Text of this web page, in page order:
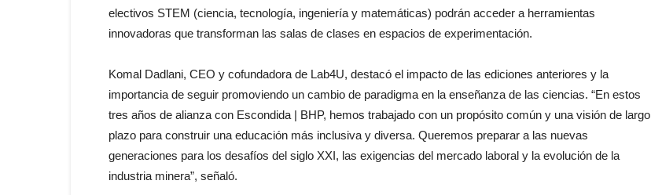
electivos STEM (ciencia, tecnología, ingeniería y matemáticas) podrán acceder a herramientas
innovadoras que transforman las salas de clases en espacios de experimentación.
Komal Dadlani, CEO y cofundadora de Lab4U, destacó el impacto de las ediciones anteriores y la
importancia de seguir promoviendo un cambio de paradigma en la enseñanza de las ciencias. “En estos
tres años de alianza con Escondida | BHP, hemos trabajado con un propósito común y una visión de largo
plazo para construir una educación más inclusiva y diversa. Queremos preparar a las nuevas
generaciones para los desafíos del siglo XXI, las exigencias del mercado laboral y la evolución de la
industria minera”, señaló.